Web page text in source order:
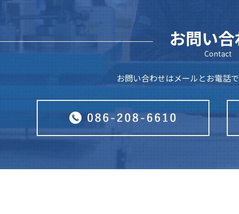
お問い
Contact
お問い合わせはメールとお電話